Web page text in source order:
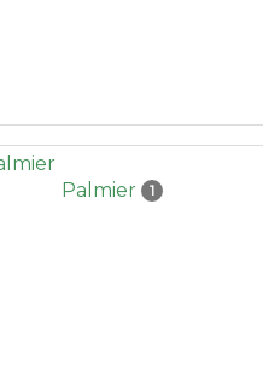
Palmier 1